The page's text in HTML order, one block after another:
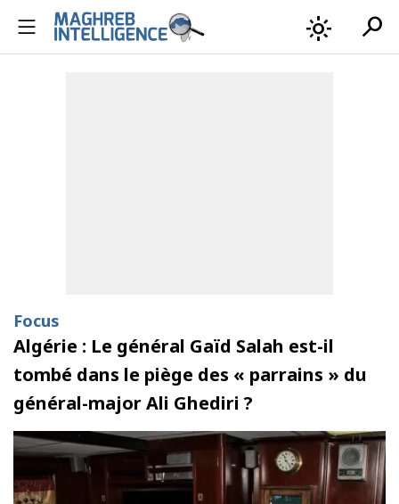
light_mode search
Focus
Algérie : Le général Gaïd Salah est-il
tombé dans le piège des « parrains » du
général-major Ali Ghediri ?